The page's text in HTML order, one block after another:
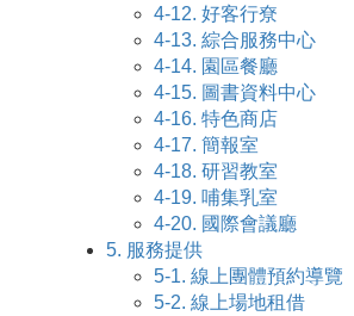
4-12. 好客行尞
4-13. 綜合服務中心
4-14. 園區餐廳
4-15. 圖書資料中心
4-16. 特色商店
4-17. 簡報室
4-18. 研習教室
4-19. 哺集乳室
4-20. 國際會議廳
5. 服務提供
5-1. 線上團體預約導覽
5-2. 線上場地租借